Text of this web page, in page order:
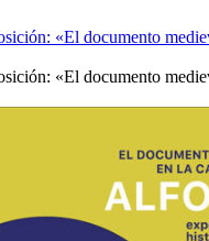
«El documento
«El documento